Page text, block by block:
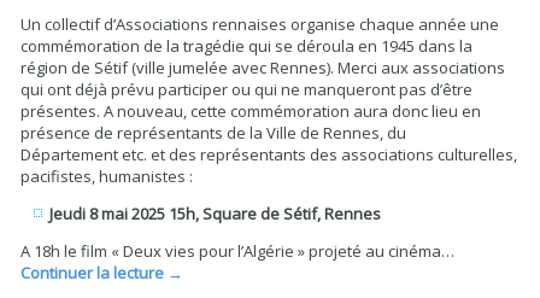
Un collectif d’Associations rennaises organise chaque année une
commémoration de la tragédie qui se déroula en 1945 dans la
région de Sétif (ville jumelée avec Rennes). Merci aux associations
qui ont déjà prévu participer ou qui ne manqueront pas d’être
présentes. A nouveau, cette commémoration aura donc lieu en
présence de représentants de la Ville de Rennes, du
Département etc. et des représentants des associations culturelles,
pacifistes, humanistes :
Jeudi 8 mai 2025 15h, Square de Sétif, Rennes
A 18h le film « Deux vies pour l’Algérie » projeté au cinéma…
Continuer la lecture →